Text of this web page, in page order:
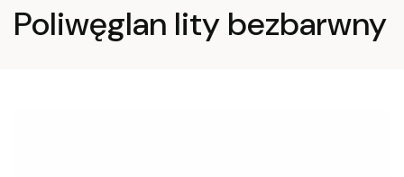
Poliwęglan lity bezbarwny